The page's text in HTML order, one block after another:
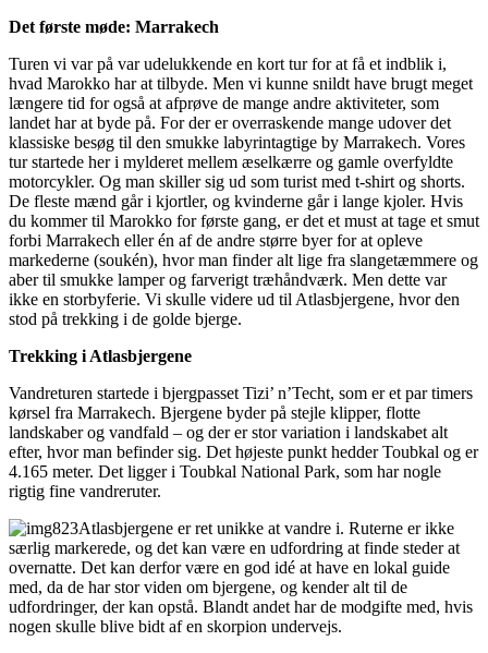
Det første møde: Marrakech
Turen vi var på var udelukkende en kort tur for at få et indblik i,
hvad Marokko har at tilbyde. Men vi kunne snildt have brugt meget
længere tid for også at afprøve de mange andre aktiviteter, som
landet har at byde på. For der er overraskende mange udover det
klassiske besøg til den smukke labyrintagtige by Marrakech. Vores
tur startede her i mylderet mellem æselkærre og gamle overfyldte
motorcykler. Og man skiller sig ud som turist med t-shirt og shorts.
De fleste mænd går i kjortler, og kvinderne går i lange kjoler. Hvis
du kommer til Marokko for første gang, er det et must at tage et smut
forbi Marrakech eller én af de andre større byer for at opleve
markederne (soukén), hvor man finder alt lige fra slangetæmmere og
aber til smukke lamper og farverigt træhåndværk. Men dette var
ikke en storbyferie. Vi skulle videre ud til Atlasbjergene, hvor den
stod på trekking i de golde bjerge.
Trekking i Atlasbjergene
Vandreturen startede i bjergpasset Tizi’ n’Techt, som er et par timers
kørsel fra Marrakech. Bjergene byder på stejle klipper, flotte
landskaber og vandfald – og der er stor variation i landskabet alt
efter, hvor man befinder sig. Det højeste punkt hedder Toubkal og er
4.165 meter. Det ligger i Toubkal National Park, som har nogle
rigtig fine vandreruter.
Atlasbjergene er ret unikke at vandre i. Ruterne er ikke
særlig markerede, og det kan være en udfordring at finde steder at
overnatte. Det kan derfor være en god idé at have en lokal guide
med, da de har stor viden om bjergene, og kender alt til de
udfordringer, der kan opstå. Blandt andet har de modgifte med, hvis
nogen skulle blive bidt af en skorpion undervejs.